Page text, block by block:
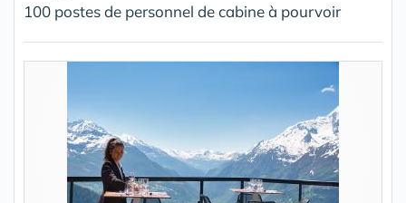
100 postes de personnel de cabine à pourvoir